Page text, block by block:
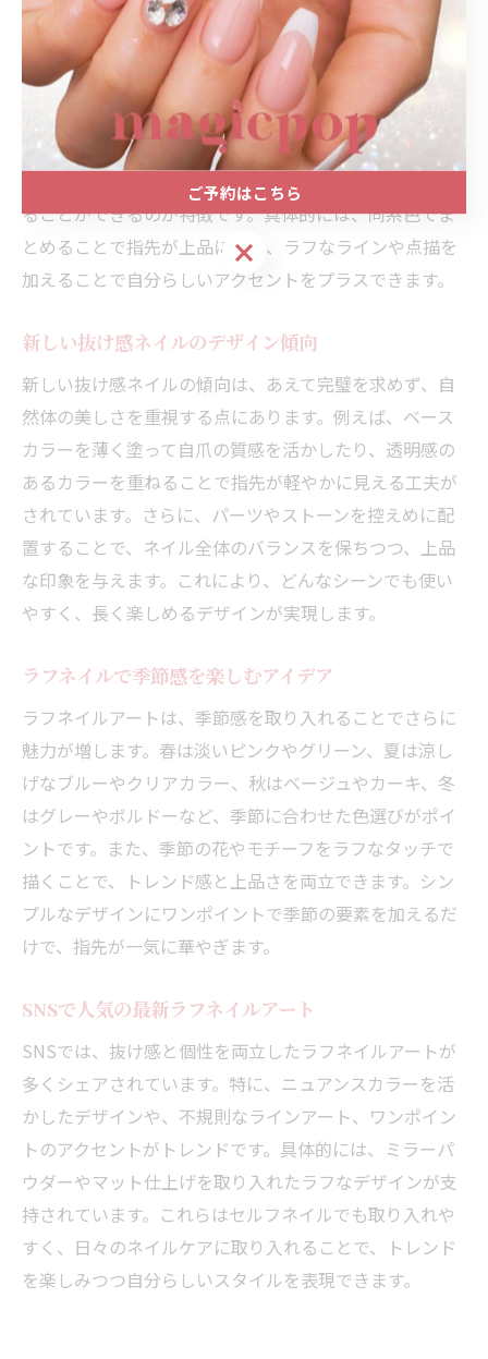
ネイルトレンドで話題のアートパターン
近年のネイルトレンドでは、シンプルながらも個性が光
るラフネイルアートが話題です。代表的なパターンとし
て、淡いカラーをベースにしたグラデーションや、さり
げないマーブル模様、線画アートなどが人気です。これ
らは、ネイルの繊細さを活かしつつも、抜け感を演出す
ることができるのが特徴です。具体的には、同系色でま
とめることで指先が上品に見え、ラフなラインや点描を
加えることで自分らしいアクセントをプラスできます。
新しい抜け感ネイルのデザイン傾向
新しい抜け感ネイルの傾向は、あえて完璧を求めず、自
然体の美しさを重視する点にあります。例えば、ベース
カラーを薄く塗って自爪の質感を活かしたり、透明感の
あるカラーを重ねることで指先が軽やかに見える工夫が
されています。さらに、パーツやストーンを控えめに配
置することで、ネイル全体のバランスを保ちつつ、上品
な印象を与えます。これにより、どんなシーンでも使い
やすく、長く楽しめるデザインが実現します。
ラフネイルで季節感を楽しむアイデア
ラフネイルアートは、季節感を取り入れることでさらに
魅力が増します。春は淡いピンクやグリーン、夏は涼し
げなブルーやクリアカラー、秋はベージュやカーキ、冬
はグレーやボルドーなど、季節に合わせた色選びがポイ
ントです。また、季節の花やモチーフをラフなタッチで
描くことで、トレンド感と上品さを両立できます。シン
プルなデザインにワンポイントで季節の要素を加えるだ
けで、指先が一気に華やぎます。
SNSで人気の最新ラフネイルアート
SNSでは、抜け感と個性を両立したラフネイルアートが
多くシェアされています。特に、ニュアンスカラーを活
かしたデザインや、不規則なラインアート、ワンポイン
トのアクセントがトレンドです。具体的には、ミラーパ
ウダーやマット仕上げを取り入れたラフなデザインが支
持されています。これらはセルフネイルでも取り入れや
すく、日々のネイルケアに取り入れることで、トレンド
を楽しみつつ自分らしいスタイルを表現できます。
ご予約はこちら
ご予約はこちら